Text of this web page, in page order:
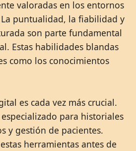
valoradas en los entornos
puntualidad, la fiabilidad y
son parte fundamental
Estas habilidades blandas
como los conocimientos
es cada vez más crucial.
para historiales
y gestión de pacientes.
herramientas antes de